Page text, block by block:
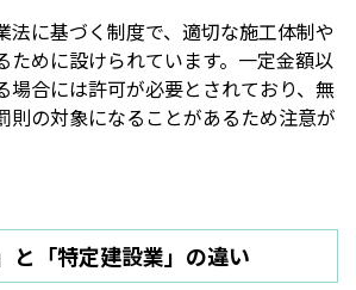
法に基づく制度で、適切な施工体制や
ために設けられています。一定金額以
場合には許可が必要とされており、無
則の対象になることがあるため注意が
と「特定建設業」の違い